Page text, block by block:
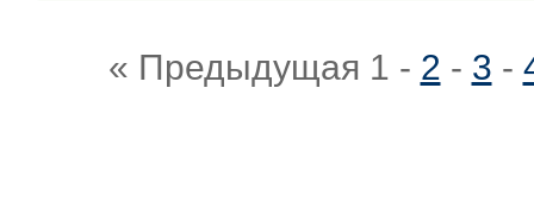
« Предыдущая 1 - 2 - 3 -